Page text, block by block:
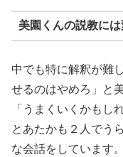
美園くんの説教に
中でも特に解釈が難
せるのはやめろ」と
「うまくいくかもし
とあたかも２人でう
な会話をしています。